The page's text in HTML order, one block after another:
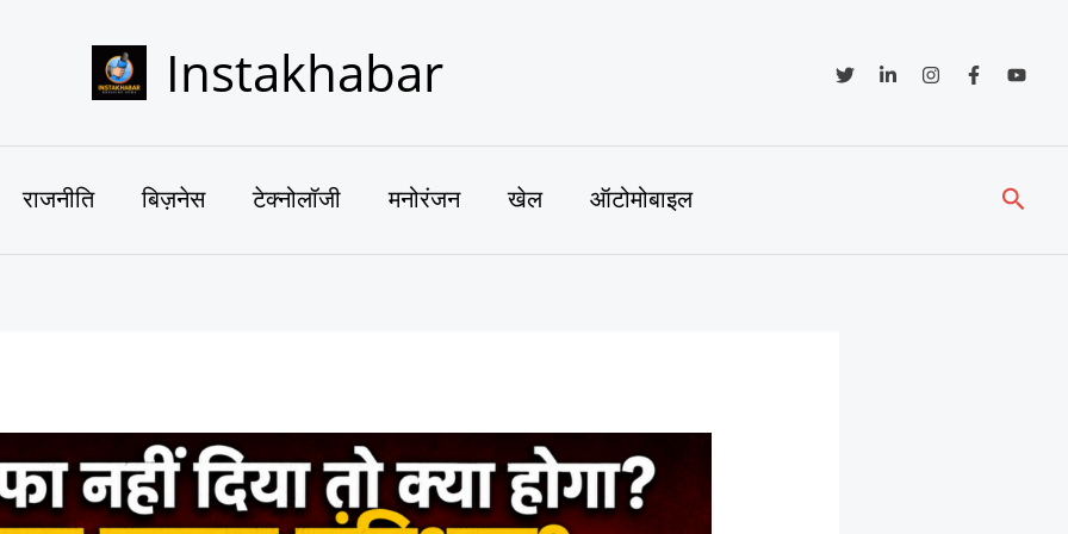
Instakhabar
राजनीति बिज़नेस टेक्नोलॉजी मनोरंजन खेल ऑटोमोबाइल